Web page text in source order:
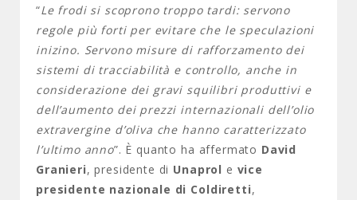
“Le frodi si scoprono troppo tardi: servono
regole più forti per evitare che le speculazioni
inizino. Servono misure di rafforzamento dei
sistemi di tracciabilità e controllo, anche in
considerazione dei gravi squilibri produttivi e
dell’aumento dei prezzi internazionali dell’olio
extravergine d’oliva che hanno caratterizzato
l’ultimo anno”. È quanto ha affermato David
Granieri, presidente di Unaprol e vice
presidente nazionale di Coldiretti,